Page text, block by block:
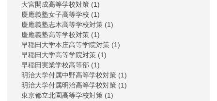
大宮開成高等学校対策 (1)
慶應義塾女子高等学校 (1)
慶應義塾志木高等学校対策 (1)
慶應義塾高等学校対策 (1)
早稲田大学本庄高等学院対策 (1)
早稲田大学高等学院対策 (1)
早稲田実業学校高等部 (1)
明治大学付属中野高等学校対策 (1)
明治大学付属明治高等学校対策 (1)
東京都立北園高等学校対策 (1)